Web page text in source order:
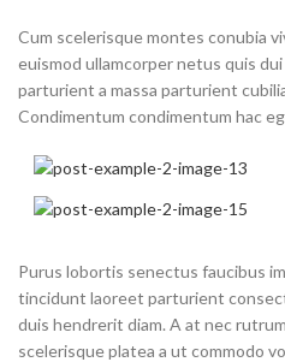
Cum scelerisque montes conubia
euismod ullamcorper netus quis
parturient a massa parturient
Condimentum condimentum hac
Purus lobortis senectus faucibus
tincidunt laoreet parturient
duis hendrerit diam. A at nec
scelerisque platea a ut commodo